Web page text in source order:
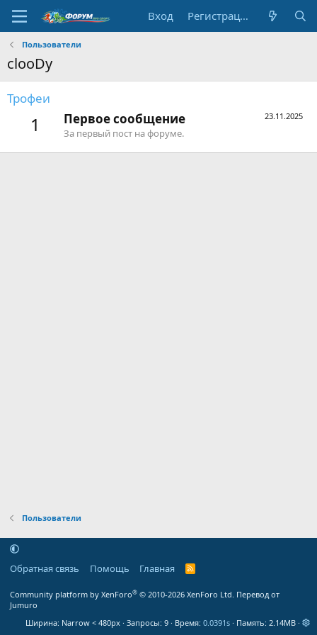
Вход Регистрация
Пользователи
clooDy
Трофеи
1 23.11.2025
Первое сообщение
За первый пост на форуме.
Пользователи
Обратная связь Помощь Главная
R
Community platform by XenForo® © 2010-2026 XenForo Ltd. Перевод от
Jumuro
Ширина
Запросы 9 Время 0.0391s Память 2.14MB